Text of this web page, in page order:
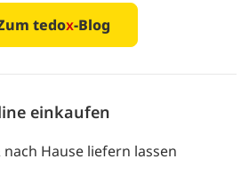
tedox-Blog
einkaufen
nach Hause liefern lassen